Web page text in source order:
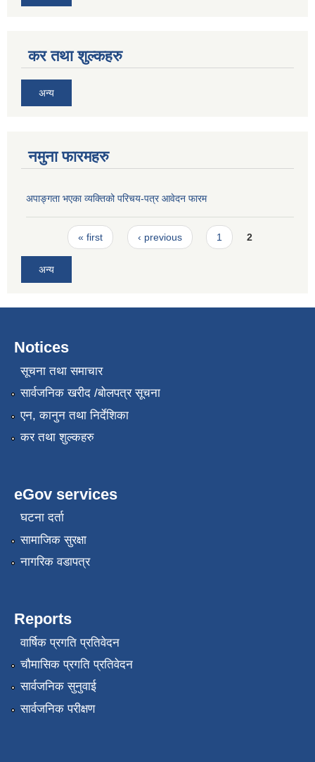
कर तथा शुल्कहरु
अन्य
नमुना फारमहरु
अपाङ्गता भएका व्यक्तिको परिचय-पत्र आवेदन फारम
Pages« first ‹ previous 1 2
अन्य
Notices
सूचना तथा समाचार
सार्वजनिक खरीद /बोलपत्र सूचना
एन, कानुन तथा निर्देशिका
कर तथा शुल्कहरु
eGov services
घटना दर्ता
सामाजिक सुरक्षा
नागरिक वडापत्र
Reports
वार्षिक प्रगति प्रतिवेदन
चौमासिक प्रगति प्रतिवेदन
सार्वजनिक सुनुवाई
सार्वजनिक परीक्षण